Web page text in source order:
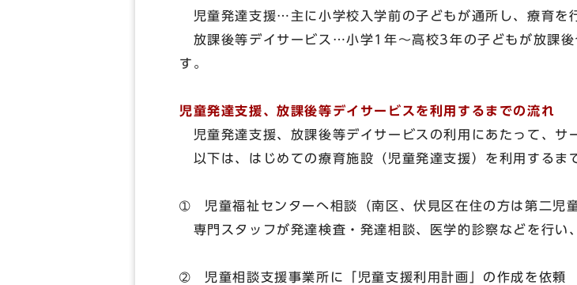
児童発達支援…主に小学校入学前の子どもが通所し、療育を
放課後等デイサービス…小学1年～高校3年の子どもが放課後
す。
児童発達支援、放課後等デイサービスを利用するまでの流れ
児童発達支援、放課後等デイサービスの利用にあたって、サ
以下は、はじめての療育施設（児童発達支援）を利用するま
➀ 児童福祉センターへ相談（南区、伏見区在住の方は第二児
専門スタッフが発達検査・発達相談、医学的診察などを行い
➁ 児童相談支援事業所に「児童支援利用計画」の作成を依頼